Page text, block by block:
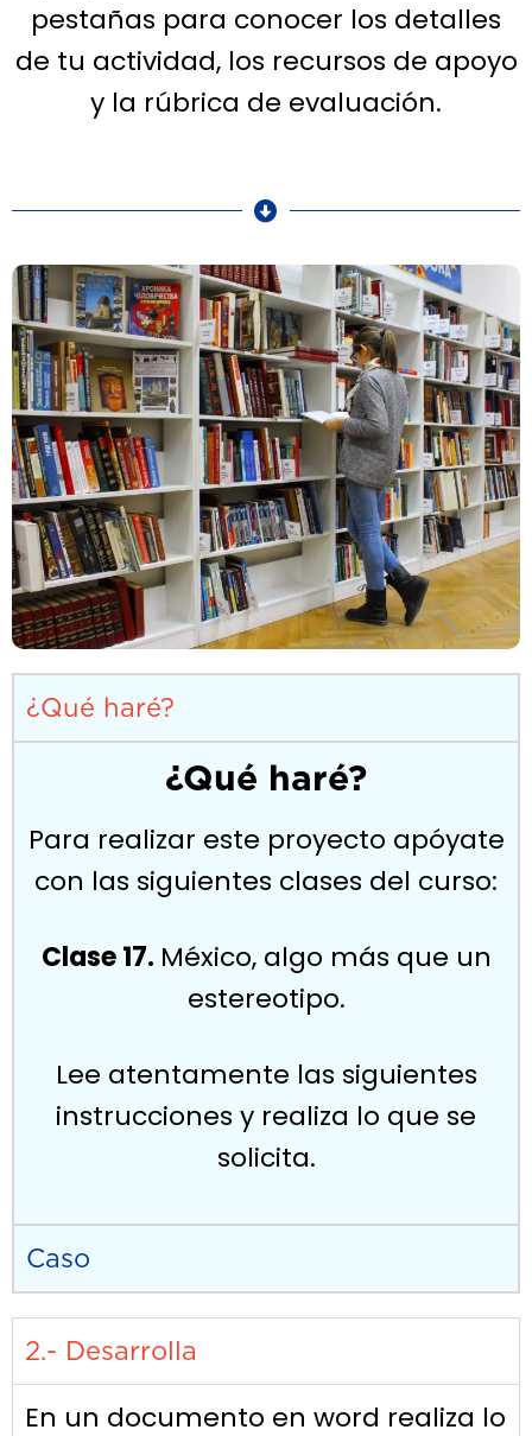
pestañas para conocer los detalles
de tu actividad, los recursos de apoyo
y la rúbrica de evaluación.
¿Qué haré?
¿Qué haré?
Para realizar este proyecto apóyate
con las siguientes clases del curso:
Clase 17. México, algo más que un
estereotipo.
Lee atentamente las siguientes
instrucciones y realiza lo que se
solicita.
Caso
2.- Desarrolla
En un documento en word realiza lo